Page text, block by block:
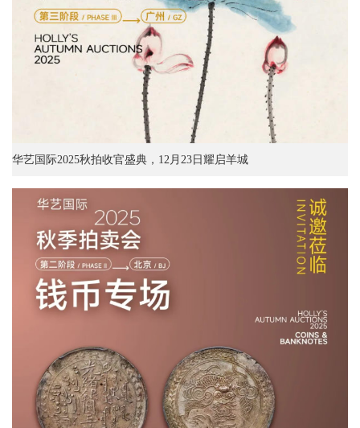
华艺国际2025秋拍收官盛典，12月23日耀启羊城